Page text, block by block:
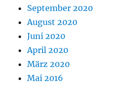
September 2020
August 2020
Juni 2020
April 2020
März 2020
Mai 2016